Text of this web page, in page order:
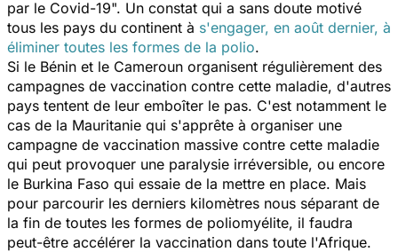
par le Covid-19". Un constat qui a sans doute motivé
tous les pays du continent à s'engager, en août dernier, à
éliminer toutes les formes de la polio.
Si le Bénin et le Cameroun organisent régulièrement des
campagnes de vaccination contre cette maladie, d'autres
pays tentent de leur emboîter le pas. C'est notamment le
cas de la Mauritanie qui s'apprête à organiser une
campagne de vaccination massive contre cette maladie
qui peut provoquer une paralysie irréversible, ou encore
le Burkina Faso qui essaie de la mettre en place. Mais
pour parcourir les derniers kilomètres nous séparant de
la fin de toutes les formes de poliomyélite, il faudra
peut-être accélérer la vaccination dans toute l'Afrique.